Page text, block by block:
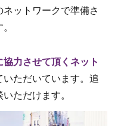
ットワークで準備さ
力させて頂くネット
ただいています。追
ただけます。